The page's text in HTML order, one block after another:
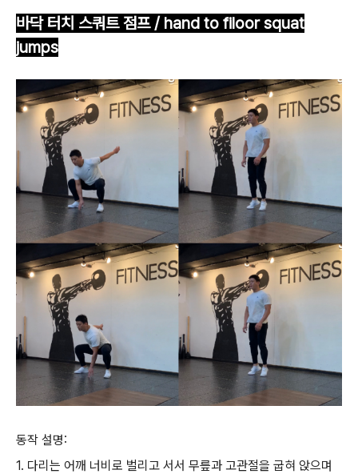
바닥 터치 스쿼트 점프 / hand to filoor squat
jumps
동작 설명:
1. 다리는 어깨 너비로 벌리고 서서 무릎과 고관절을 굽혀 앉으며